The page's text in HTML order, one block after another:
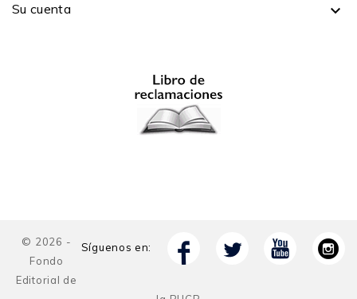
Su cuenta 
Síguenos en:
© 2026 -
Fondo
Editorial de